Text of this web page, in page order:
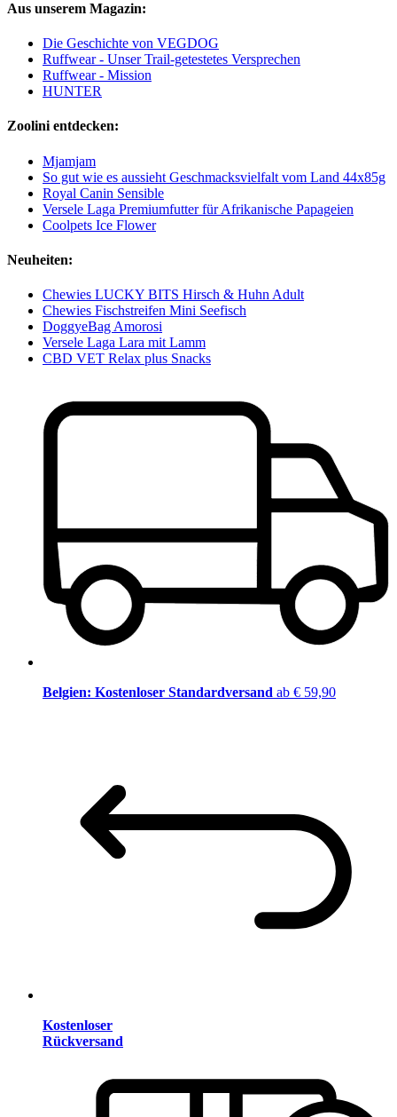
Aus unserem Magazin:
Die Geschichte von VEGDOG
Ruffwear - Unser Trail-getestetes Versprechen
Ruffwear - Mission
HUNTER
Zoolini entdecken:
Mjamjam
So gut wie es aussieht Geschmacksvielfalt vom Land 44x85g
Royal Canin Sensible
Versele Laga Premiumfutter für Afrikanische Papageien
Coolpets Ice Flower
Neuheiten:
Chewies LUCKY BITS Hirsch & Huhn Adult
Chewies Fischstreifen Mini Seefisch
DoggyeBag Amorosi
Versele Laga Lara mit Lamm
CBD VET Relax plus Snacks
Belgien: Kostenloser Standardversand ab € 59,90
Kostenloser
Rückversand